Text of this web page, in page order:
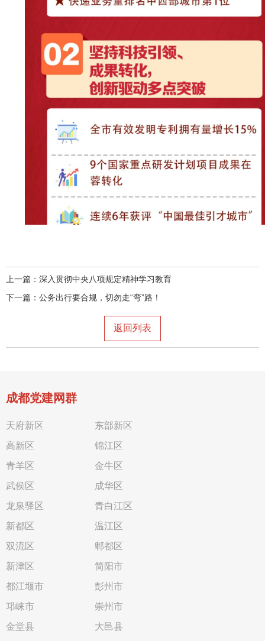
上一篇： 深入贯彻中央八项规定精神学习教育
下一篇： 公务出行要合规，切勿走“弯”路！
返回列表
成都党建网群
天府新区
东部新区
高新区
锦江区
青羊区
金牛区
武侯区
成华区
龙泉驿区
青白江区
新都区
温江区
双流区
郫都区
新津区
简阳市
都江堰市
彭州市
邛崃市
崇州市
金堂县
大邑县